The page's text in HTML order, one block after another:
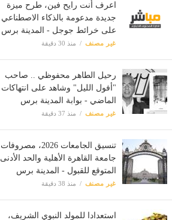
اعرف أنت رايح فين، طرح ميزة
جديدة مدعومة بالذكاء الاصطناعي
على خرائط جوجل - المدينة برس
غير مصنف منذ 30 دقيقة
رحيل الطاهر محفوظي .. صاحب
"أفول الليل" وشاهد على انتهاكات
الماضي - بوابة المدينة برس
غير مصنف منذ 37 دقيقة
تنسيق الجامعات 2026، مصروفات
جامعة القاهرة الأهلية والحد الأدنى
المتوقع للقبول - المدينة برس
غير مصنف منذ 38 دقيقة
استعدادا للمولد النبوي الشريف،